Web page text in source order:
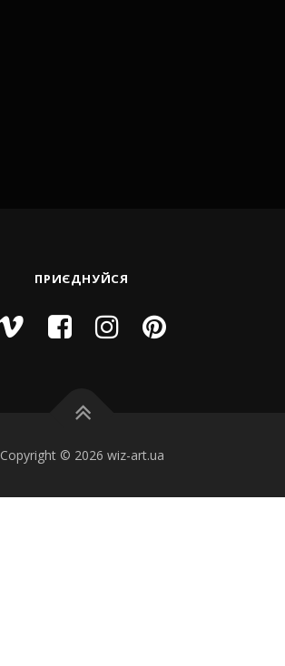
ПРИЄДНУЙСЯ
Copyright © 2026 wiz-art.ua